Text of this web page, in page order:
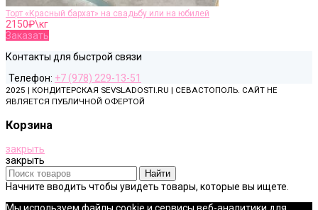
Торт «Красный бархат» на свадьбу или на юбилей
2150₽\кг
Заказать
Контакты для быстрой связи
Телефон: +7 (978) 229-13-51
2025 | КОНДИТЕРСКАЯ SEVSLADOSTI.RU | СЕВАСТОПОЛЬ. САЙТ НЕ
ЯВЛЯЕТСЯ ПУБЛИЧНОЙ ОФЕРТОЙ
Корзина
закрыть
закрыть
Найти
Начните вводить чтобы увидеть товары, которые вы ищете.